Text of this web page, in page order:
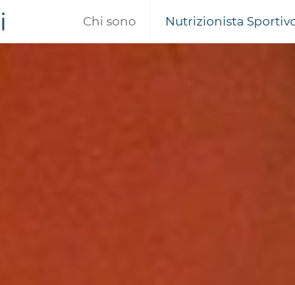
Chi sono Nutrizionista